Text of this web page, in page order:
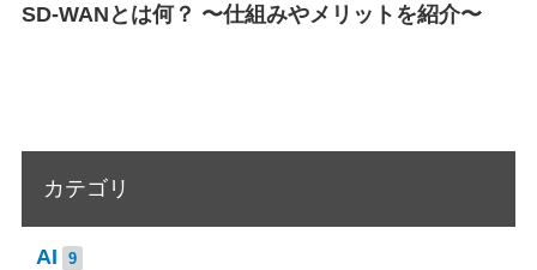
SD-WANとは何？ 〜仕組みやメリットを紹介〜
カテゴリ
AI 9